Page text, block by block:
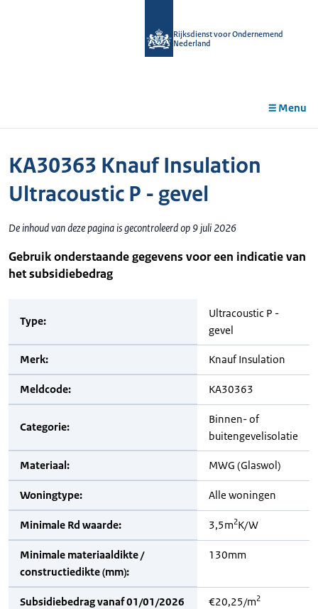
Rijksdienst voor Ondernemend
Nederland
Menu
KA30363 Knauf Insulation
Ultracoustic P - gevel
De inhoud van deze pagina is gecontroleerd op 9 juli 2026
Gebruik onderstaande gegevens voor een indicatie van
het subsidiebedrag
Type:
Ultracoustic P -
gevel
Merk: Knauf Insulation
Meldcode: KA30363
Categorie:
Binnen- of
buitengevelisolatie
Materiaal: MWG (Glaswol)
Woningtype: Alle woningen
Minimale Rd waarde: 3,5m2K/W
Minimale materiaaldikte /
constructiedikte (mm):
130mm
Subsidiebedrag vanaf 01/01/2026
€20,25/m2